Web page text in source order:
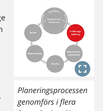
Planeringsprocessen
genomförs i flera